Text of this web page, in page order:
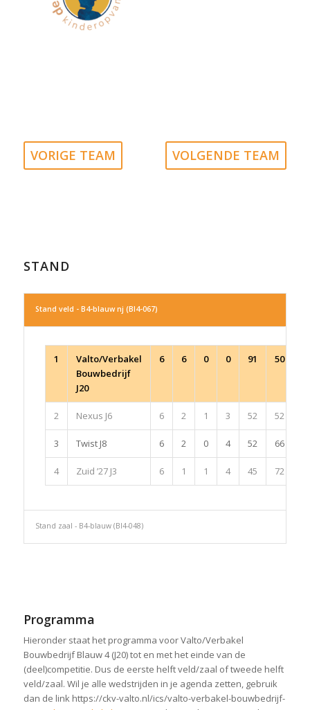
VORIGE TEAM VOLGENDE TEAM
STAND
Stand veld - B4-blauw nj (Bl4-067)
1
Valto/Verbakel
Bouwbedrijf
J20
6 6 0 0 91 50
2 Nexus J6 6 2 1 3 52 52
3 Twist J8 6 2 0 4 52 66
4 Zuid ’27 J3 6 1 1 4 45 72
Stand zaal - B4-blauw (Bl4-048)
Programma
Hieronder staat het programma voor Valto/Verbakel
Bouwbedrijf Blauw 4 (J20) tot en met het einde van de
(deel)competitie. Dus de eerste helft veld/zaal of tweede helft
veld/zaal. Wil je alle wedstrijden in je agenda zetten, gebruik
dan de link https://ckv-valto.nl/ics/valto-verbakel-bouwbedrijf-